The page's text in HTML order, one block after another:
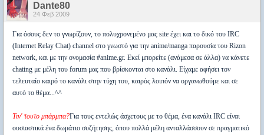
Dante80
24 Φεβ 2009
Για όσους δεν το γνωρίζουν, το πολυχρονεμένο μας site έχει και το δικό του IRC
(Internet Relay Chat) channel στο γνωστό για την anime/manga παρουσία του Rizon
network, και με την ονομασία #anime.gr. Εκεί μπορείτε (ανάμεσα σε άλλα) να κάνετε
chating με μέλη του forum μας που βρίσκονται στο κανάλι. Είχαμε αφήσει τον
τελευταίο καιρό το κανάλι στην τύχη του, καιρός λοιπόν να οργανωθούμε και σε
αυτό το θέμα...^^
Τιν' τουτο μπάρμπα?Για τους εντελώς άσχετους με το θέμα, ένα κανάλι IRC είναι
ουσιαστικά ένα δωμάτιο συζήτησης, όπου πολλά μέλη ανταλλάσσουν σε πραγματικό